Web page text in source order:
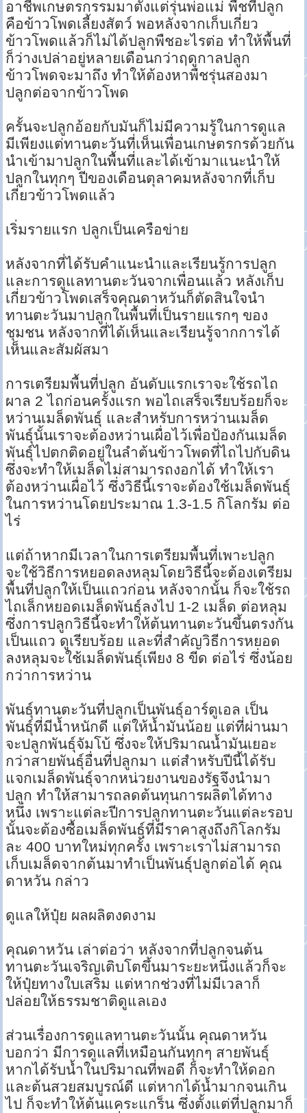
อาชีพเกษตรกรรมมาตั้งแต่รุ่นพ่อแม่ พืชที่ปลูก
คือข้าวโพดเลี้ยงสัตว์ พอหลังจากเก็บเกี่ยว
ข้าวโพดแล้วก็ไม่ได้ปลูกพืชอะไรต่อ ทำให้พื้นที่
ก็ว่างเปล่าอยู่หลายเดือนกว่าฤดูกาลปลูก
ข้าวโพดจะมาถึง ทำให้ต้องหาพืชรุ่นสองมา
ปลูกต่อจากข้าวโพด
ครั้นจะปลูกอ้อยกับมันก็ไม่มีความรู้ในการดูแล
มีเพียงแต่ทานตะวันที่เห็นเพื่อนเกษตรกรด้วยกัน
นำเข้ามาปลูกในพื้นที่และได้เข้ามาแนะนำให้
ปลูกในทุกๆ ปีของเดือนตุลาคมหลังจากที่เก็บ
เกี่ยวข้าวโพดแล้ว
เริ่มรายแรก ปลูกเป็นเครือข่าย
หลังจากที่ได้รับคำแนะนำและเรียนรู้การปลูก
และการดูแลทานตะวันจากเพื่อนแล้ว หลังเก็บ
เกี่ยวข้าวโพดเสร็จคุณดาหวันก็ตัดสินใจนำ
ทานตะวันมาปลูกในพื้นที่เป็นรายแรกๆ ของ
ชุมชน หลังจากที่ได้เห็นและเรียนรู้จากการได้
เห็นและสัมผัสมา
การเตรียมพื้นที่ปลูก อันดับแรกเราจะใช้รถไถ
ผาล 2 ไถก่อนครั้งแรก พอไถเสร็จเรียบร้อยก็จะ
หว่านเมล็ดพันธุ์ และสำหรับการหว่านเมล็ด
พันธุ์นั้นเราจะต้องหว่านเผื่อไว้เพื่อป้องกันเมล็ด
พันธุ์ไปตกติดอยู่ในลำต้นข้าวโพดที่ไถไปกับดิน
ซึ่งจะทำให้เมล็ดไม่สามารถงอกได้ ทำให้เรา
ต้องหว่านเผื่อไว้ ซึ่งวิธีนี้เราจะต้องใช้เมล็ดพันธุ์
ในการหว่านโดยประมาณ 1.3-1.5 กิโลกรัม ต่อ
ไร่
แต่ถ้าหากมีเวลาในการเตรียมพื้นที่เพาะปลูก
จะใช้วิธีการหยอดลงหลุมโดยวิธีนี้จะต้องเตรียม
พื้นที่ปลูกให้เป็นแถวก่อน หลังจากนั้น ก็จะใช้รถ
ไถเล็กหยอดเมล็ดพันธุ์ลงไป 1-2 เมล็ด ต่อหลุม
ซึ่งการปลูกวิธีนี้จะทำให้ต้นทานตะวันขึ้นตรงกัน
เป็นแถว ดูเรียบร้อย และที่สำคัญวิธีการหยอด
ลงหลุมจะใช้เมล็ดพันธุ์เพียง 8 ขีด ต่อไร่ ซึ่งน้อย
กว่าการหว่าน
พันธุ์ทานตะวันที่ปลูกเป็นพันธุ์อาร์ตูเอล เป็น
พันธุ์ที่มีน้ำหนักดี แต่ให้น้ำมันน้อย แต่ที่ผ่านมา
จะปลูกพันธุ์จัมโบ้ ซึ่งจะให้ปริมาณน้ำมันเยอะ
กว่าสายพันธุ์อื่นที่ปลูกมา แต่สำหรับปีนี้ได้รับ
แจกเมล็ดพันธุ์จากหน่วยงานของรัฐจึงนำมา
ปลูก ทำให้สามารถลดต้นทุนการผลิตได้ทาง
หนึ่ง เพราะแต่ละปีการปลูกทานตะวันแต่ละรอบ
นั้นจะต้องซื้อเมล็ดพันธุ์ที่มีราคาสูงถึงกิโลกรัม
ละ 400 บาทใหม่ทุกครั้ง เพราะเราไม่สามารถ
เก็บเมล็ดจากต้นมาทำเป็นพันธุ์ปลูกต่อได้ คุณ
ดาหวัน กล่าว
ดูแลให้ปุ๋ย ผลผลิตงดงาม
คุณดาหวัน เล่าต่อว่า หลังจากที่ปลูกจนต้น
ทานตะวันเจริญเติบโตขึ้นมาระยะหนึ่งแล้วก็จะ
ให้ปุ๋ยทางใบเสริม แต่หากช่วงที่ไม่มีเวลาก็
ปล่อยให้ธรรมชาติดูแลเอง
ส่วนเรื่องการดูแลทานตะวันนั้น คุณดาหวัน
บอกว่า มีการดูแลที่เหมือนกันทุกๆ สายพันธุ์
หากได้รับน้ำในปริมาณที่พอดี ก็จะทำให้ดอก
และต้นสวยสมบูรณ์ดี แต่หากได้น้ำมากจนเกิน
ไป ก็จะทำให้ต้นแคระแกร็น ซึ่งตั้งแต่ที่ปลูกมาก็